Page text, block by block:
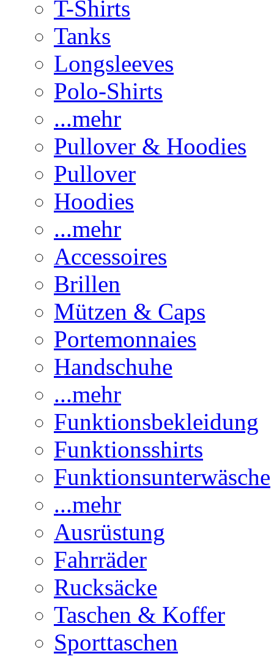
T-Shirts
Tanks
Longsleeves
Polo-Shirts
...mehr
Pullover & Hoodies
Pullover
Hoodies
...mehr
Accessoires
Brillen
Mützen & Caps
Portemonnaies
Handschuhe
...mehr
Funktionsbekleidung
Funktionsshirts
Funktionsunterwäsche
...mehr
Ausrüstung
Fahrräder
Rucksäcke
Taschen & Koffer
Sporttaschen